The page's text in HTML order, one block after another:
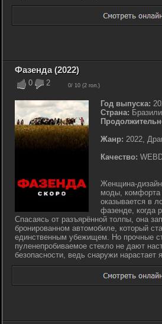
0 2 0/ 10 (2 гол.)
Фазенда (2022)
Год выпуска:
Страна:
Жанр: 2022,
Качество:
Женщина-
моды, комфорта
оказывается в
фазенде, когда
Спасаясь от разъярённой толпы, она
бронированном автомобиле, который
единственным убежищем. Но прочные
пуленепробиваемое стекло не дают
безопасности, ведь снаружи нарастает